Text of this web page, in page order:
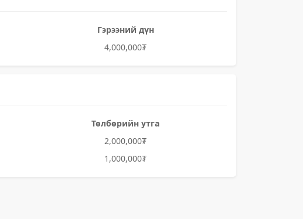
Гэрээний дүн
4,000,000₮
Төлбөрийн утга
2,000,000₮
1,000,000₮